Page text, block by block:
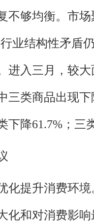
不够均衡。市
业结构性矛盾
进入三月，较
三类商品出现
下降61.7%；三
化提升消费环
化和对消费影